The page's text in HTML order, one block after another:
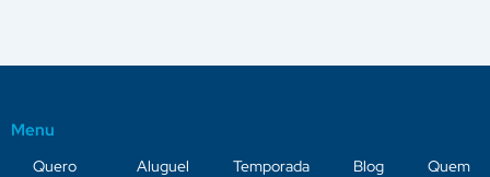
Menu
Quero Aluguel Temporada Blog Quem